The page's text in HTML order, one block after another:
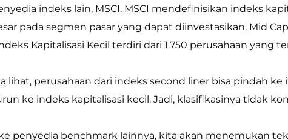
indeks lain, MSCI. MSCI mendefinisikan indeks
pada segmen pasar yang dapat diinvestasikan, Mid
Kapitalisasi Kecil terdiri dari 1.750 perusahaan yang
lihat, perusahaan dari indeks second liner bisa pindah ke
ke indeks kapitalisasi kecil. Jadi, klasifikasinya tidak
penyedia benchmark lainnya, kita akan menemukan